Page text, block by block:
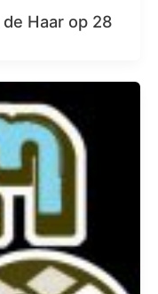
Haar op 28